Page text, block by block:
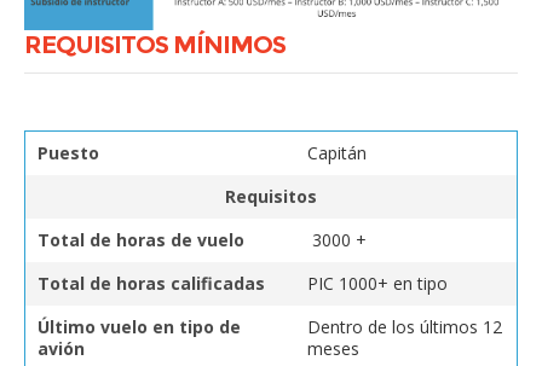
REQUISITOS MÍNIMOS
Puesto
Capitán
Requisitos
Total de horas de vuelo
3000 +
Total de horas calificadas
PIC 1000+ en tipo
Último vuelo en tipo de
avión
Dentro de los últimos 12
meses